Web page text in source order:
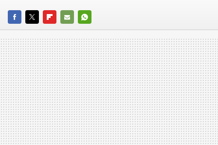
FACEBOOK
TWITTERFLIPBOARD
E-
MAIL
WHATSAPP